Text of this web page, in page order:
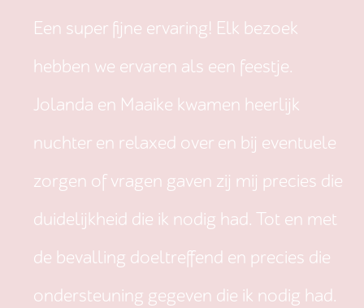
Een super fijne ervaring! Elk bezoek
hebben we ervaren als een feestje.
Jolanda en Maaike kwamen heerlijk
nuchter en relaxed over en bij eventuele
zorgen of vragen gaven zij mij precies die
duidelijkheid die ik nodig had. Tot en met
de bevalling doeltreffend en precies die
ondersteuning gegeven die ik nodig had.